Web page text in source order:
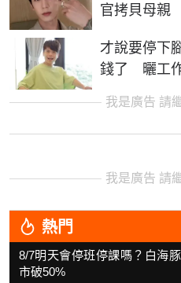
官拷貝母親
才說要停下
錢了 曬工
我是廣告 請
我是廣告 請
熱門
8/7明天會停班停課嗎？白海
市破50%